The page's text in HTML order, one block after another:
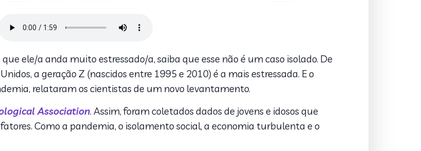
ele/a anda muito estressado/a, saiba que esse não é um caso isolado. De
a geração Z (nascidos entre 1995 e 2010) é a mais estressada. E o
relataram os cientistas de um novo levantamento.
Association. Assim, foram coletados dados de jovens e idosos que
Como a pandemia, o isolamento social, a economia turbulenta e o